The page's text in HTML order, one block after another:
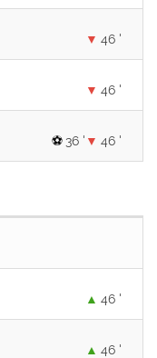
46 '
46 '
46 '
36 '
46 '
46 '